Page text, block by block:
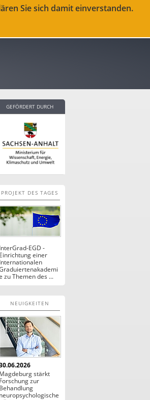
Sie sich damit einverstanden.
GEFÖRDERT DURCH
PROJEKT DES TAGES
InterGrad-EGD -
Einrichtung einer
Internationalen
zu Themen des ...
NEUIGKEITEN
Magdeburg stärkt
Forschung zur
Behandlung
neuropsychologische